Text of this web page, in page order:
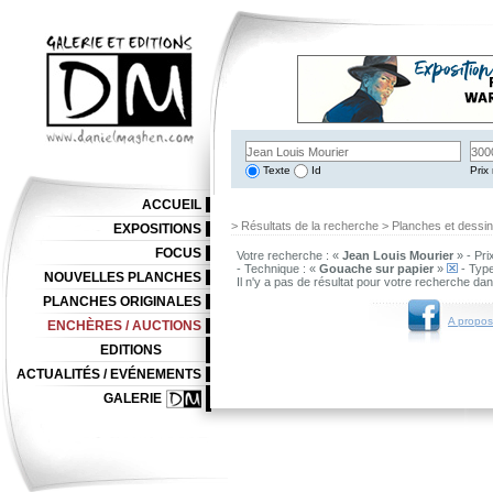
Texte Id Prix
> Résultats de la recherche > Planches et
Votre recherche : « Jean Louis Mourier » -
- Technique : « Gouache sur papier »
-
Il n'y a pas de résultat pour votre recherche
A
ACCUEIL
EXPOSITIONS
FOCUS
NOUVELLES PLANCHES
PLANCHES ORIGINALES
ENCHÈRES / AUCTIONS
EDITIONS
ACTUALITÉS / EVÉNEMENTS
GALERIE